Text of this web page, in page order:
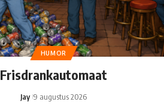
HUMOR
Frisdrankautomaat
Jay 9 augustus 2026